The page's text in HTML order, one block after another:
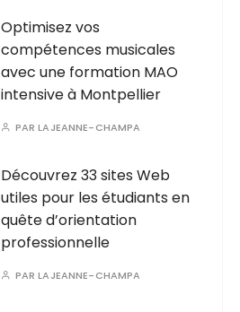
Optimisez vos
compétences musicales
avec une formation MAO
intensive à Montpellier
PARLAJEANNE-CHAMPA
Découvrez 33 sites Web
utiles pour les étudiants en
quête d’orientation
professionnelle
PARLAJEANNE-CHAMPA